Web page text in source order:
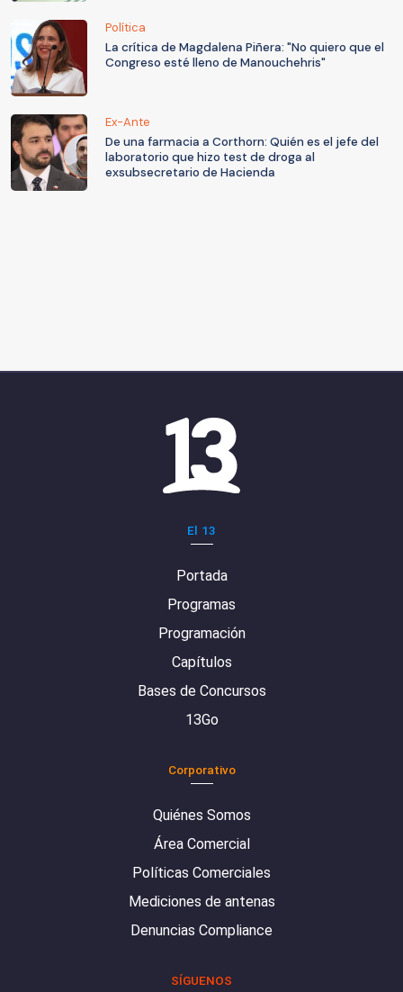
Política
La crítica de Magdalena Piñera: "No quiero que el
Congreso esté lleno de Manouchehris"
Ex-Ante
De una farmacia a Corthorn: Quién es el jefe del
laboratorio que hizo test de droga al
exsubsecretario de Hacienda
El 13
Portada
Programas
Programación
Capítulos
Bases de Concursos
13Go
Corporativo
Quiénes Somos
Área Comercial
Políticas Comerciales
Mediciones de antenas
Denuncias Compliance
SÍGUENOS